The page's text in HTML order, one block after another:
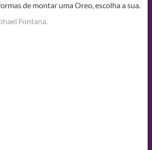
de montar uma Oreo, escolha a sua.
Fontana.